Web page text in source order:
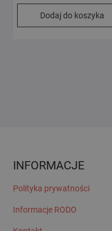
Dodaj do koszyka
INFORMACJE
Polityka prywatności
Informacje RODO